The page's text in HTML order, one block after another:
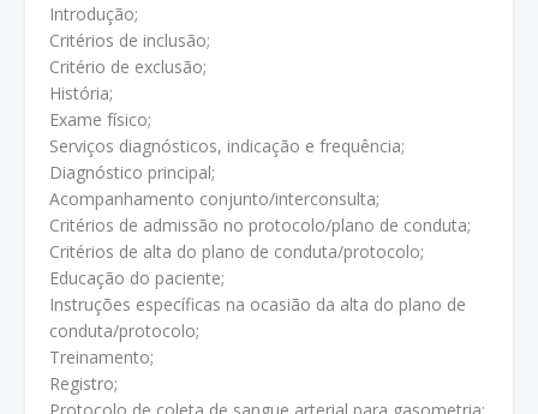
Introdução;
Critérios de inclusão;
Critério de exclusão;
História;
Exame físico;
Serviços diagnósticos, indicação e frequência;
Diagnóstico principal;
Acompanhamento conjunto/interconsulta;
Critérios de admissão no protocolo/plano de conduta;
Critérios de alta do plano de conduta/protocolo;
Educação do paciente;
Instruções específicas na ocasião da alta do plano de
conduta/protocolo;
Treinamento;
Registro;